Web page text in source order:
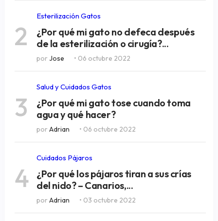
2
Esterilización Gatos
¿Por qué mi gato no defeca después
de la esterilización o cirugía?...
por Jose • 06 octubre 2022
3
Salud y Cuidados Gatos
¿Por qué mi gato tose cuando toma
agua y qué hacer?
por Adrian • 06 octubre 2022
4
Cuidados Pájaros
¿Por qué los pájaros tiran a sus crías
del nido? – Canarios,...
por Adrian • 03 octubre 2022